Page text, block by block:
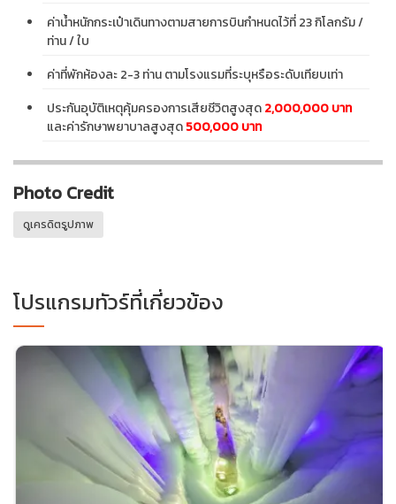
ค่าน้ำหนักกระเป๋าเดินทางตามสายการบินกำหนดไว้ที่ 23 กิโลกรัม /
ท่าน / ใบ
ค่าที่พักห้องละ 2-3 ท่าน ตามโรงแรมที่ระบุหรือระดับเทียบเท่า
ประกันอุบัติเหตุคุ้มครองการเสียชีวิตสูงสุด2,000,000 บาท
และค่ารักษาพยาบาลสูงสุด500,000 บาท
Photo Credit
ดูเครดิตรูปภาพ
โปรแกรมทัวร์ที่เกี่ยวข้อง